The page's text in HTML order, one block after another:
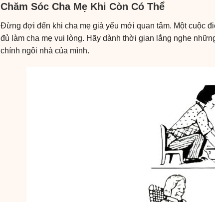
Chăm Sóc Cha Mẹ Khi Còn Có Thể
Đừng đợi đến khi cha mẹ già yếu mới quan tâm. Một cuộc
đủ làm cha mẹ vui lòng. Hãy dành thời gian lắng nghe
chính ngôi nhà của mình.